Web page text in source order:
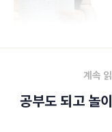
계속
공부도 되고 놀